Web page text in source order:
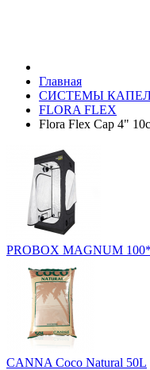
Главная
СИСТЕМЫ
FLORA FLEX
Flora Flex Cap 4"
PROBOX MAGNUM
CANNA Coco Natural 50L